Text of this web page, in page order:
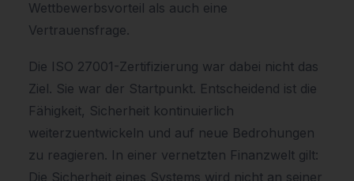
Wettbewerbsvorteil als auch eine
Vertrauensfrage.
Die ISO 27001-Zertifizierung war dabei nicht das
Ziel. Sie war der Startpunkt. Entscheidend ist die
Fähigkeit, Sicherheit kontinuierlich
weiterzuentwickeln und auf neue Bedrohungen
zu reagieren. In einer vernetzten Finanzwelt gilt:
Die Sicherheit eines Systems wird nicht an seiner